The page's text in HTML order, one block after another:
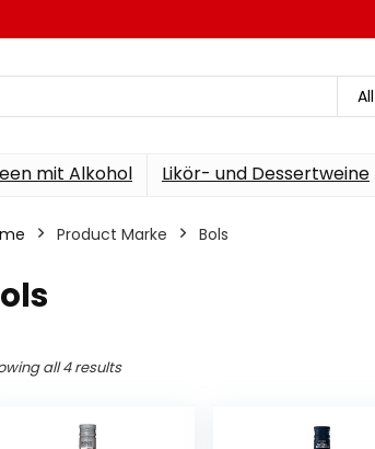
mit Alkohol Likör- und Dessertweine
Product Marke ‎Bols
all 4 results